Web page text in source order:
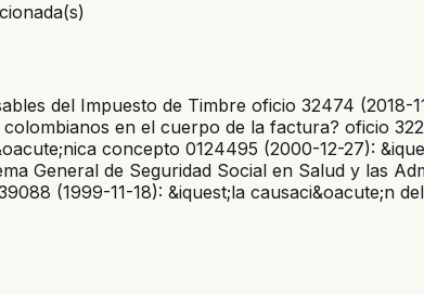
del Impuesto de Timbre oficio 32474
en el cuerpo de la factura? oficio
concepto 0124495 (2000-12-27):
General de Seguridad Social en Salud y las
(1999-11-18): &iquest;la causaci&oacute;n